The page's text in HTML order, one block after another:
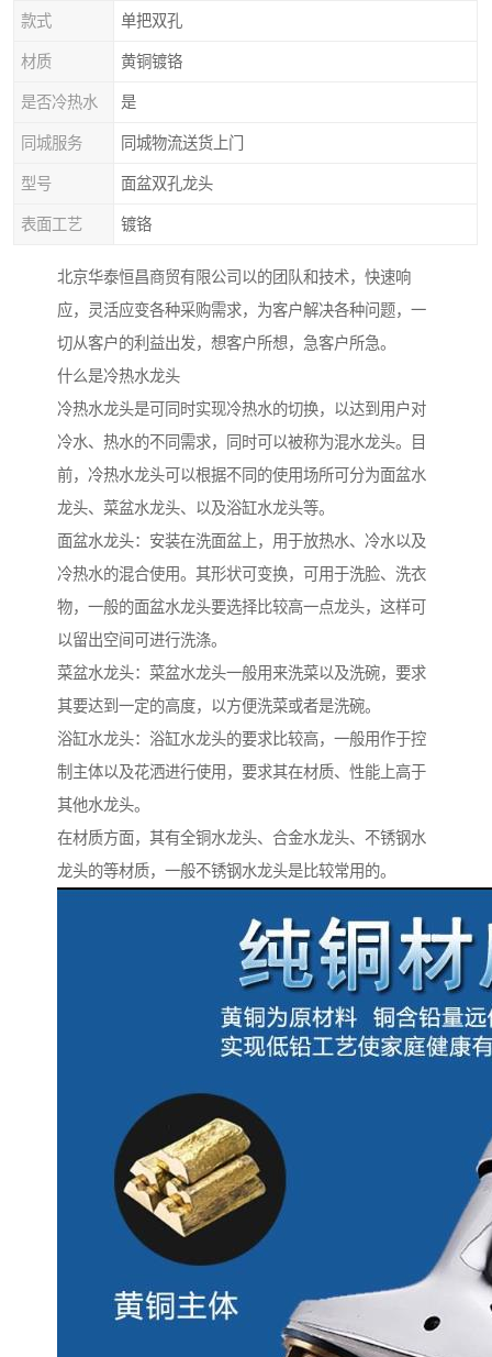
款式 单把双孔
材质 黄铜镀铬
是否冷热水 是
同城服务 同城物流送货上门
型号 面盆双孔龙头
表面工艺 镀铬
北京华泰恒昌商贸有限公司以的团队和技术，快速响
应，灵活应变各种采购需求，为客户解决各种问题，一
切从客户的利益出发，想客户所想，急客户所急。
什么是冷热水龙头
冷热水龙头是可同时实现冷热水的切换，以达到用户对
冷水、热水的不同需求，同时可以被称为混水龙头。目
前，冷热水龙头可以根据不同的使用场所可分为面盆水
龙头、菜盆水龙头、以及浴缸水龙头等。
面盆水龙头：安装在洗面盆上，用于放热水、冷水以及
冷热水的混合使用。其形状可变换，可用于洗脸、洗衣
物，一般的面盆水龙头要选择比较高一点龙头，这样可
以留出空间可进行洗涤。
菜盆水龙头：菜盆水龙头一般用来洗菜以及洗碗，要求
其要达到一定的高度，以方便洗菜或者是洗碗。
浴缸水龙头：浴缸水龙头的要求比较高，一般用作于控
制主体以及花洒进行使用，要求其在材质、性能上高于
其他水龙头。
在材质方面，其有全铜水龙头、合金水龙头、不锈钢水
龙头的等材质，一般不锈钢水龙头是比较常用的。